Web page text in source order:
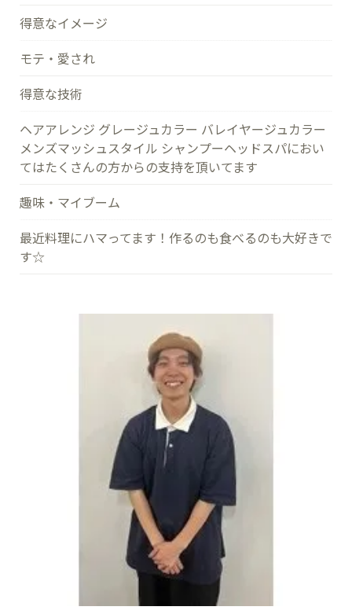
得意なイメージ
モテ・愛され
得意な技術
ヘアアレンジ グレージュカラー バレイヤージュカラー
メンズマッシュスタイル シャンプーヘッドスパにおい
てはたくさんの方からの支持を頂いてます
趣味・マイブーム
最近料理にハマってます！作るのも食べるのも大好きで
す☆